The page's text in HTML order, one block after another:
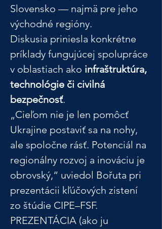
Slovensko — najmä pre jeho
východné regióny.
Diskusia priniesla konkrétne
príklady fungujúcej spolupráce
v oblastiach ako infraštruktúra,
technológie či civilná
bezpečnosť.
„Cieľom nie je len pomôcť
Ukrajine postaviť sa na nohy,
ale spoločne rásť. Potenciál na
regionálny rozvoj a inováciu je
obrovský,“ uviedol Bořuta pri
prezentácii kľúčových zistení
zo štúdie CIPE–FSF.
PREZENTÁCIA (ako ju